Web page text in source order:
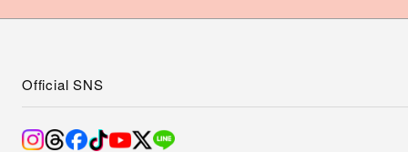
Official SNS